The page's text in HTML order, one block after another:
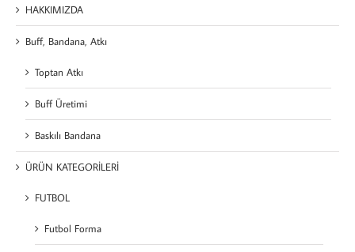
HAKKIMIZDA
Buff, Bandana, Atkı
Toptan Atkı
Buff Üretimi
Baskılı Bandana
ÜRÜN KATEGORİLERİ
FUTBOL
Futbol Forma